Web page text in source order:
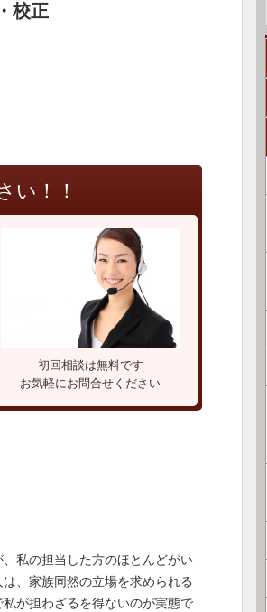
校正
い！！
初回相談は無料です
お気軽にお問合せください
私の担当した方のほとんどがい
、家族同然の立場を求められる
が担わざるを得ないのが実態で